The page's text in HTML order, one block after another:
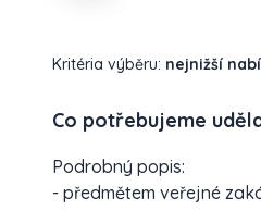
Kritéria výběru: nejnižší
Co potřebujeme
Podrobný popis:
- předmětem veřejné